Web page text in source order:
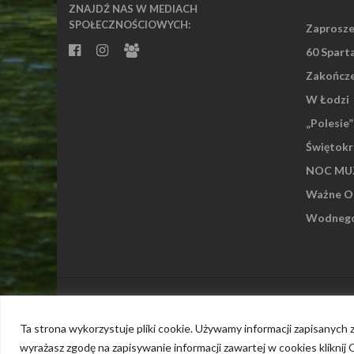
Ta strona wykorzystuje pliki cookie. Używamy informacji
wyrażasz zgodę na zapisywanie informacji zawartej w cookies
ZNAJDŹ NAS W MEDIACH
SPOŁECZNOŚCIOWYCH:
60
W Łodzi
NOC
Ważne